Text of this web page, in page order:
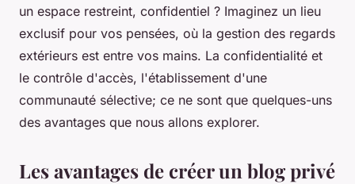
un espace restreint, confidentiel ? Imaginez un lieu
exclusif pour vos pensées, où la gestion des regards
extérieurs est entre vos mains. La confidentialité et
le contrôle d'accès, l'établissement d'une
communauté sélective; ce ne sont que quelques-uns
des avantages que nous allons explorer.
Les avantages de créer un blog privé